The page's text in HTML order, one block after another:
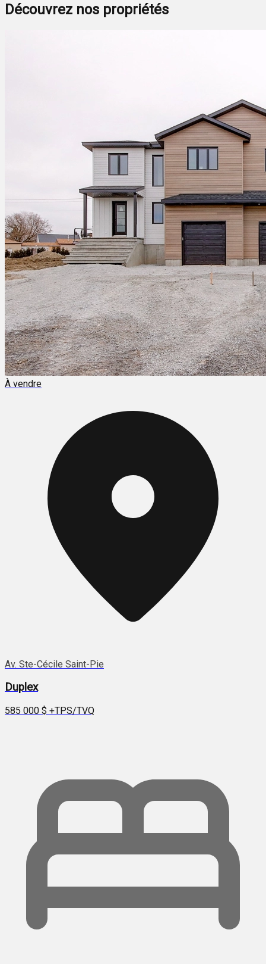
Découvrez nos propriétés
À vendre
Av. Ste-Cécile Saint-Pie
Duplex
585 000 $ +TPS/TVQ